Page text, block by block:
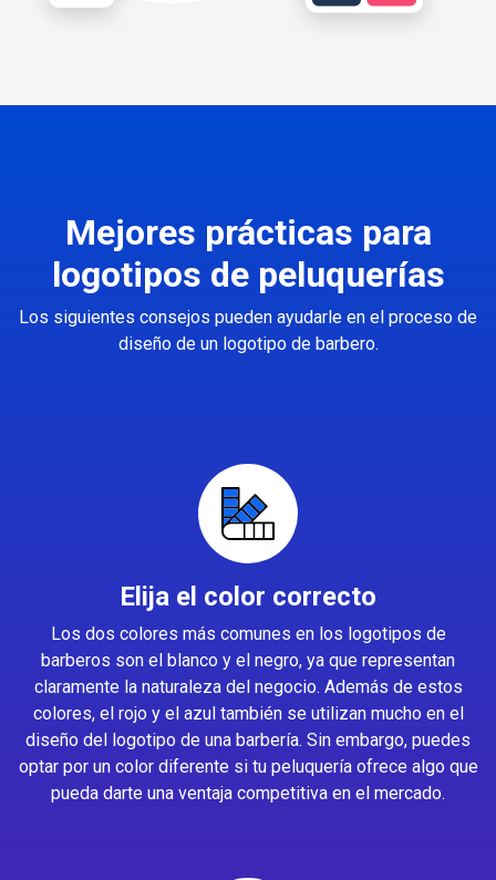
Mejores prácticas para
logotipos de peluquerías
Los siguientes consejos pueden ayudarle en el proceso de
diseño de un logotipo de barbero.
Elija el color correcto
Los dos colores más comunes en los logotipos de
barberos son el blanco y el negro, ya que representan
claramente la naturaleza del negocio. Además de estos
colores, el rojo y el azul también se utilizan mucho en el
diseño del logotipo de una barbería. Sin embargo, puedes
optar por un color diferente si tu peluquería ofrece algo que
pueda darte una ventaja competitiva en el mercado.